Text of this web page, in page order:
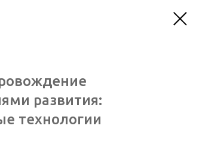
развития:
технологии